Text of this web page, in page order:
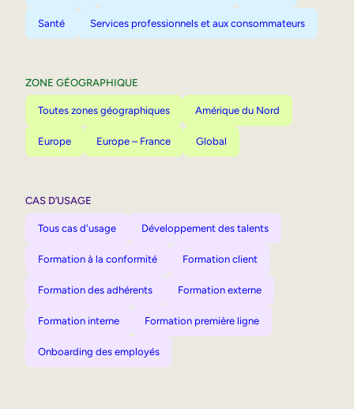
Santé Services professionnels et aux consommateurs
ZONE GÉOGRAPHIQUE
Toutes zones géographiques Amérique du Nord
Europe Europe – France Global
CAS D’USAGE
Tous cas d'usage Développement des talents
Formation à la conformité Formation client
Formation des adhérents Formation externe
Formation interne Formation première ligne
Onboarding des employés